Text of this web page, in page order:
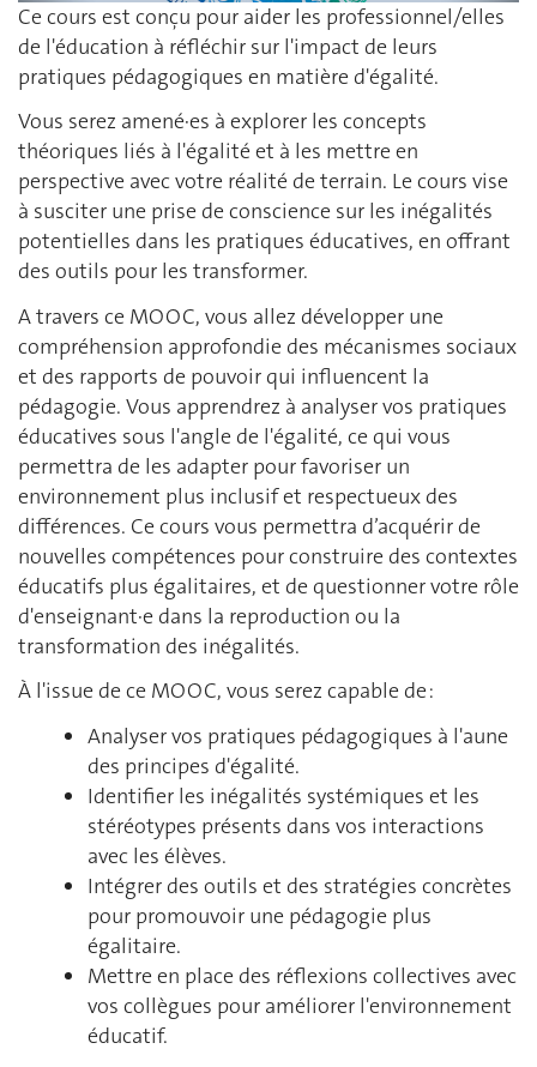
Ce cours est conçu pour aider les professionnel/elles
de l'éducation à réfléchir sur l'impact de leurs
pratiques pédagogiques en matière d'égalité.
Vous serez amené·es à explorer les concepts
théoriques liés à l'égalité et à les mettre en
perspective avec votre réalité de terrain. Le cours vise
à susciter une prise de conscience sur les inégalités
potentielles dans les pratiques éducatives, en offrant
des outils pour les transformer.
A travers ce MOOC, vous allez développer une
compréhension approfondie des mécanismes sociaux
et des rapports de pouvoir qui influencent la
pédagogie. Vous apprendrez à analyser vos pratiques
éducatives sous l'angle de l'égalité, ce qui vous
permettra de les adapter pour favoriser un
environnement plus inclusif et respectueux des
différences. Ce cours vous permettra d’acquérir de
nouvelles compétences pour construire des contextes
éducatifs plus égalitaires, et de questionner votre rôle
d'enseignant·e dans la reproduction ou la
transformation des inégalités.
À l'issue de ce MOOC, vous serez capable de :
Analyser vos pratiques pédagogiques à l'aune
des principes d'égalité.
Identifier les inégalités systémiques et les
stéréotypes présents dans vos interactions
avec les élèves.
Intégrer des outils et des stratégies concrètes
pour promouvoir une pédagogie plus
égalitaire.
Mettre en place des réflexions collectives avec
vos collègues pour améliorer l'environnement
éducatif.